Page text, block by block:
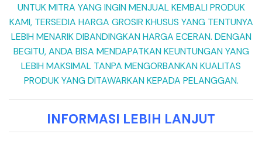
UNTUK MITRA YANG INGIN MENJUAL KEMBALI PRODUK
KAMI, TERSEDIA HARGA GROSIR KHUSUS YANG TENTUNYA
LEBIH MENARIK DIBANDINGKAN HARGA ECERAN. DENGAN
BEGITU, ANDA BISA MENDAPATKAN KEUNTUNGAN YANG
LEBIH MAKSIMAL TANPA MENGORBANKAN KUALITAS
PRODUK YANG DITAWARKAN KEPADA PELANGGAN.
INFORMASI LEBIH LANJUT